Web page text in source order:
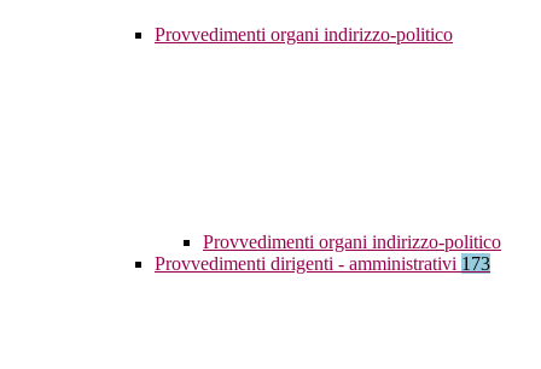
Provvedimenti organi indirizzo-politico
Provvedimenti organi indirizzo-politico
Provvedimenti dirigenti - amministrativi 173